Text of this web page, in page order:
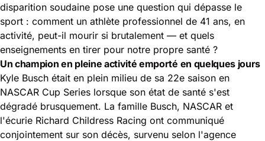
disparition soudaine pose une question qui dépasse le
sport : comment un athlète professionnel de 41 ans, en
activité, peut-il mourir si brutalement — et quels
enseignements en tirer pour notre propre santé ?
Un champion en pleine activité emporté en quelques jours
Kyle Busch était en plein milieu de sa 22e saison en
NASCAR Cup Series lorsque son état de santé s'est
dégradé brusquement. La famille Busch, NASCAR et
l'écurie Richard Childress Racing ont communiqué
conjointement sur son décès, survenu selon l'agence